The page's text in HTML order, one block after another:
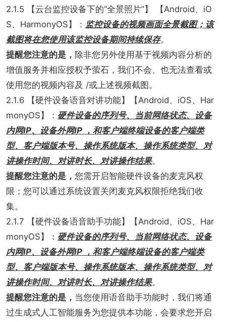
2.1.5 【云台监控设备下的“全景照片”】 【Android、iO
S、HarmonyOS】： 监控设备的视频画面全景截图；该
截图将在您使用该监控设备期间持续保存。
提醒您注意的是， 除非您另外使用基于视频内容分析的
增值服务并相应授权予萤石，我们不会、也无法查看或
使用您的视频内容及 /或上述视频截图。
2.1.6 【硬件设备语音对讲功能】【Android、iOS、Har
monyOS】： 硬件设备的序列号、当前网络状态、设备
内网IP、设备外网IP ，和客户端终端设备的客户端类
型、客户端版本号、操作系统版本、操作系统类型、对
讲操作时间、对讲时长、对讲操作结果。
提醒您注意的是， 您需开启智能硬件设备的麦克风权
限；您可以通过系统设置关闭麦克风权限拒绝我们收
集。
2.1.7 【硬件设备语音助手功能】【Android、iOS、Har
monyOS】： 硬件设备的序列号、当前网络状态、设备
内网IP、设备外网IP ，和客户端终端设备的客户端类
型、客户端版本号、操作系统版本、操作系统类型、对
讲操作时间、对讲时长、对讲操作结果。
提醒您注意的是， 当您使用语音助手功能时，我们将通
过生成式人工智能服务为您提供本功能，会要求您开启